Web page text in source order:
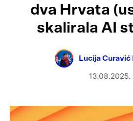
dva Hrvata
skalirala AI
Lucija
13.08.2025.